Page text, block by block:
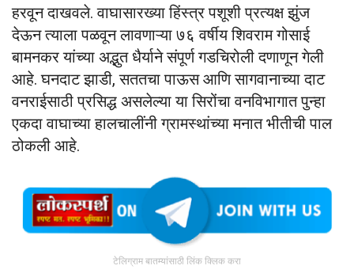
हरवून दाखवले. वाघासारख्या हिंस्त्र पशूशी प्रत्यक्ष झुंज
देऊन त्याला पळवून लावणाऱ्या ७६ वर्षीय शिवराम गोसाई
बामनकर यांच्या अद्भुत धैर्याने संपूर्ण गडचिरोली दणाणून गेली
आहे. घनदाट झाडी, सततचा पाऊस आणि सागवानाच्या दाट
वनराईसाठी प्रसिद्ध असलेल्या या सिरोंचा वनविभागात पुन्हा
एकदा वाघाच्या हालचालींनी ग्रामस्थांच्या मनात भीतीची पाल
ठोकली आहे.
टेलिग्राम बातम्यांसाठी लिंक क्लिक करा